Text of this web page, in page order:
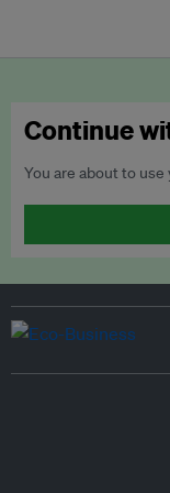
Continue
You are about to